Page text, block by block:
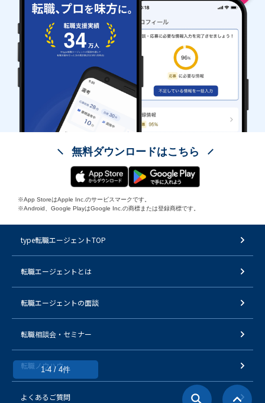
1-4 / 4件
無料ダウンロードはこちら
※App StoreはApple Inc.のサービスマークです。
※Android、Google PlayはGoogle Inc.の商標または登録商標です。
type転職エージェントTOP
転職エージェントとは
転職エージェントの面談
転職相談会・セミナー
転職ノウハウ
よくあるご質問